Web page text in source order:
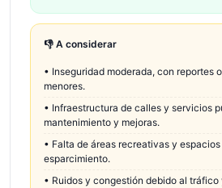
👎 A considerar
• Inseguridad moderada, con reportes
menores.
• Infraestructura de calles y servicios
mantenimiento y mejoras.
• Falta de áreas recreativas y
esparcimiento.
• Ruidos y congestión debido al